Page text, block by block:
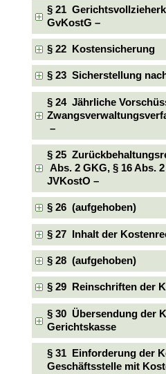
§ 21
GvKostG –
§ 22 Kostensicherung
§ 23 Sicherstellung
§ 24 Jährliche
–
§ 25
Abs. 2 GKG, § 16 Abs.
JVKostO –
§ 26 (aufgehoben)
§ 27 Inhalt der
§ 28 (aufgehoben)
§ 29 Reinschriften der
§ 30 Übersendung der
Gerichtskasse
§ 31 Einforderung der
Geschäftsstelle mit